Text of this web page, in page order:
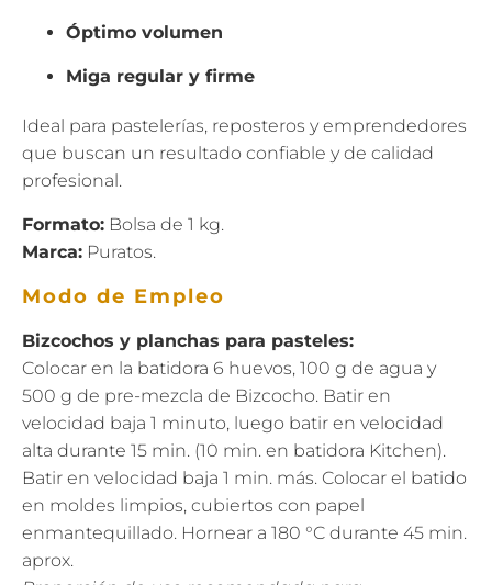
Óptimo volumen
Miga regular y firme
Ideal para pastelerías, reposteros y emprendedores
que buscan un resultado confiable y de calidad
profesional.
Formato: Bolsa de 1 kg.
Marca: Puratos.
Modo de Empleo
Bizcochos y planchas para pasteles:
Colocar en la batidora 6 huevos, 100 g de agua y
500 g de pre-mezcla de Bizcocho. Batir en
velocidad baja 1 minuto, luego batir en velocidad
alta durante 15 min. (10 min. en batidora Kitchen).
Batir en velocidad baja 1 min. más. Colocar el batido
en moldes limpios, cubiertos con papel
enmantequillado. Hornear a 180 °C durante 45 min.
aprox.